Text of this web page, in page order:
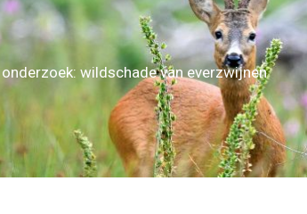
wildschade van everzwijnen